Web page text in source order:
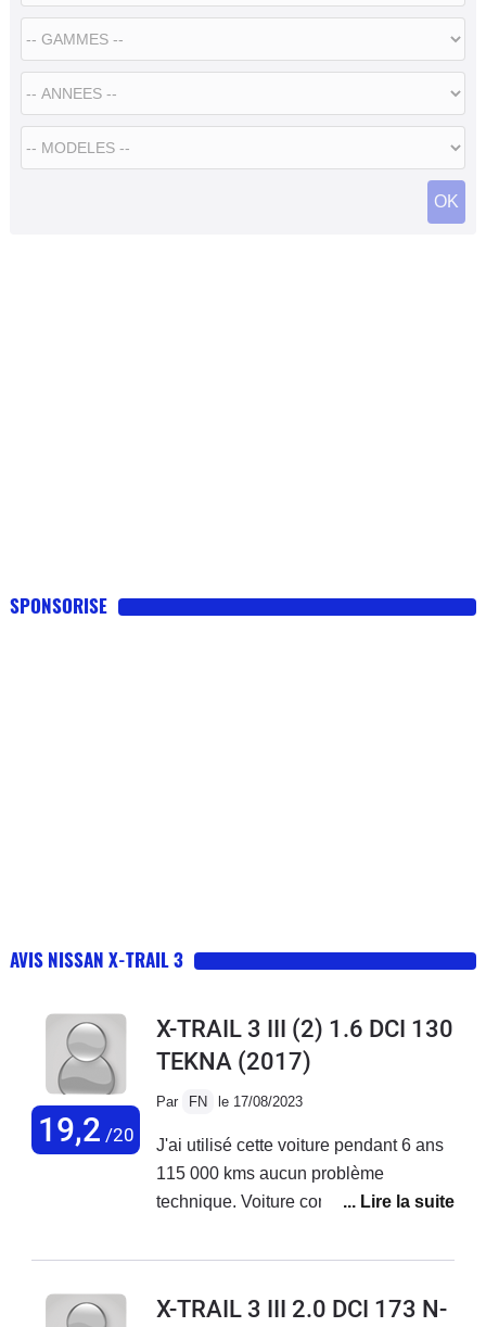
SPONSORISE
AVIS NISSAN X-TRAIL 3
19,2 /20
X-TRAIL 3 III (2) 1.6 DCI 130
TEKNA (2017)
Par FN le 17/08/2023
J'ai utilisé cette voiture pendant 6 ans
115 000 kms aucun problème
technique. Voiture confortable très
habitabilité. Très bien équipé en
de façon générale pour sa
X-TRAIL 3 III 2.0 DCI 173 N-